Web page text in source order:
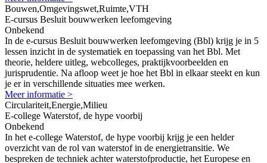
Bouwen,Omgevingswet,Ruimte,VTH
E-cursus Besluit bouwwerken leefomgeving
Onbekend
In de e-cursus Besluit bouwwerken leefomgeving (Bbl) krijg je in 5
lessen inzicht in de systematiek en toepassing van het Bbl. Met
theorie, heldere uitleg, webcolleges, praktijkvoorbeelden en
jurisprudentie. Na afloop weet je hoe het Bbl in elkaar steekt en kun
je er in verschillende situaties mee werken.
Meer informatie >
Circulariteit,Energie,Milieu
E-college Waterstof, de hype voorbij
Onbekend
In het e-college Waterstof, de hype voorbij krijg je een helder
overzicht van de rol van waterstof in de energietransitie. We
bespreken de techniek achter waterstofproductie, het Europese en